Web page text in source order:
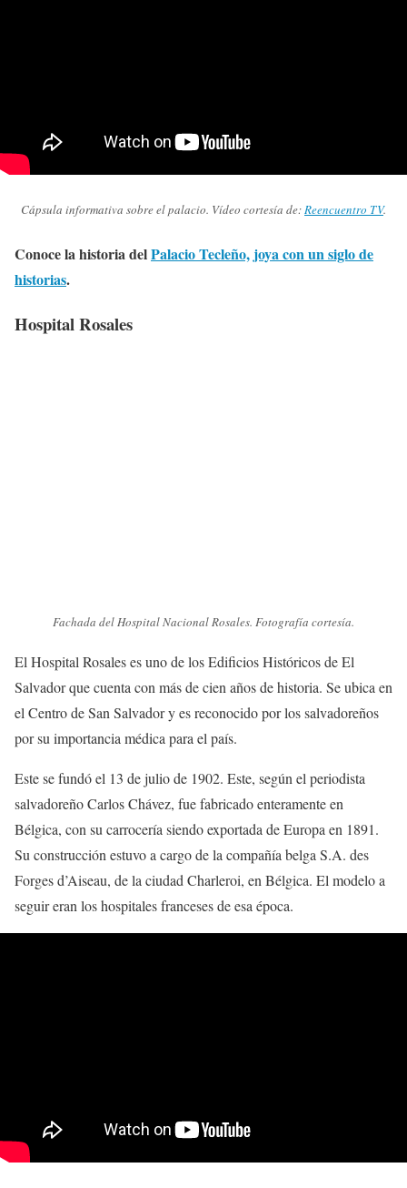
Cápsula informativa sobre el palacio. Vídeo cortesía de: Reencuentro TV.
Conoce la historia delPalacio Tecleño, joya con un siglo de
historias.
Hospital Rosales
Fachada del Hospital Nacional Rosales. Fotografía cortesía.
El Hospital Rosales es uno de los Edificios Históricos de El
Salvador que cuenta con más de cien años de historia. Se ubica en
el Centro de San Salvador y es reconocido por los salvadoreños
por su importancia médica para el país.
Este se fundó el 13 de julio de 1902. Este, según el periodista
salvadoreño Carlos Chávez, fue fabricado enteramente en
Bélgica, con su carrocería siendo exportada de Europa en 1891.
Su construcción estuvo a cargo de la compañía belga S.A. des
Forges d’Aiseau, de la ciudad Charleroi, en Bélgica. El modelo a
seguir eran los hospitales franceses de esa época.